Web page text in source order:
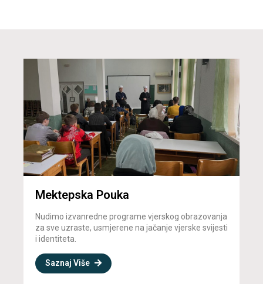
Mektepska Pouka
Nudimo izvanredne programe vjerskog obrazovanja
za sve uzraste, usmjerene na jačanje vjerske svijesti
i identiteta.
Saznaj Više